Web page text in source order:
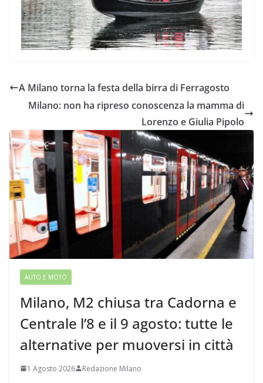
A Milano torna la festa della birra di Ferragosto
Milano: non ha ripreso conoscenza la mamma di
Lorenzo e Giulia Pipolo
AUTO E MOTO
Milano, M2 chiusa tra Cadorna e
Centrale l’8 e il 9 agosto: tutte le
alternative per muoversi in città
1 Agosto 2026 Redazione Milano